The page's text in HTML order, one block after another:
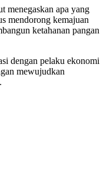
menegaskan apa yang
mendorong kemajuan
ketahanan pangan
dengan pelaku ekonomi
mewujudkan